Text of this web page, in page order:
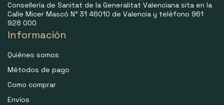
Consellería de Sanitat de la Generalitat Valenciana sita en la
Calle Micer Mascó N° 31 46010 de Valencia y teléfono 961
928 000
Información
Quiénes somos
Métodos de pago
Como comprar
Envíos